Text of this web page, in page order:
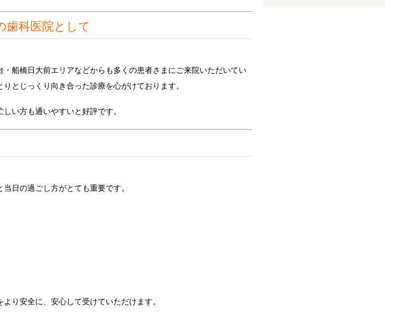
歯科医院として
船橋日大前エリアなどからも多くの患者さまにご来院いただいてい
とじっくり向き合った診療を心がけております。
い方も通いやすいと好評です。
日の過ごし方がとても重要です。
り安全に、安心して受けていただけます。